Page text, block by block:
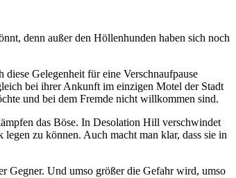
denn außer den Höllenhunden haben sich noch
Gelegenheit für eine Verschnaufpause
bei ihrer Ankunft im einzigen Motel der Stadt
und bei dem Fremde nicht willkommen sind.
das Böse. In Desolation Hill verschwindet
zu können. Auch macht man klar, dass sie in
Gegner. Und umso größer die Gefahr wird, umso